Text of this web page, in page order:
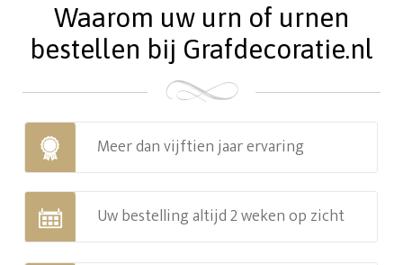
Waarom uw urn of urnen
bestellen bij Grafdecoratie.nl
Meer dan vijftien jaar ervaring
Uw bestelling altijd 2 weken op zicht